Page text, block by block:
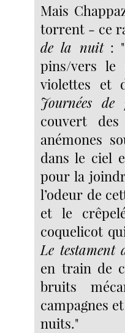
Mais
torrent - ce
de la nuit:
pins/vers le
violettes et
Journées de
couvert
anémones
dans le ciel
pour la
l’odeur de
et le
coquelicot
Le testament
en train de
bruits
campagnes
nuits."